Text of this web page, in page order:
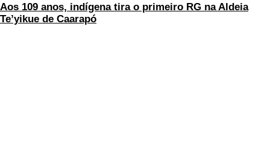
Aos 109 anos, indígena tira o primeiro RG na Aldeia
Te’yikue de Caarapó